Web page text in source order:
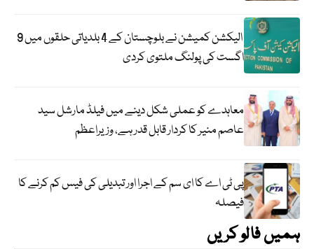
الیکشن کمیشن نے بلوچستان کے 4 بلدیاتی حلقوں میں 9
اگست کی پولنگ ملتوی کردی
معاہدے کو عملی شکل دینے میں فیلڈ مارشل سید
عاصم منیر کا کردار قابل قدر ہے، وزیراعظم
پی ٹی اے کا ای سم کے اجرا اور تبدیلی کی فیس کم کرنے کا
فیصلہ
ہمیں فالو کریں